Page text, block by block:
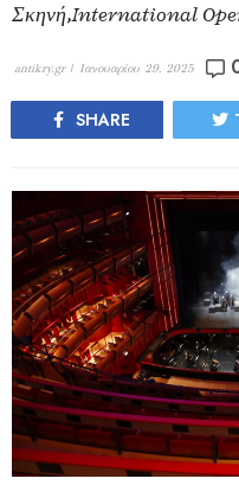
Σκηνή,International
antikry.gr | Ιανουαρίου 29, 2025
SHARE